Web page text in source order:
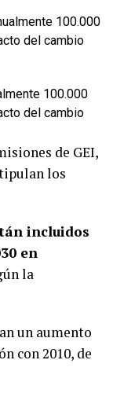
100.000
del cambio
de GEI,
los
incluidos
en
la
un aumento
con 2010, de